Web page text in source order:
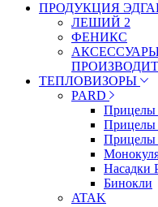
ПРОДУКЦИЯ
ЛЕШИЙ 2
ФЕНИКС
ТЕПЛОВИЗОРЫ
PARD
Прицелы
Прицелы
Прицелы
Насадки
Бинокли
ATAK